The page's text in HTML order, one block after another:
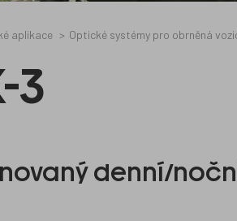
aplikace Optické systémy pro obrněná
3
denní/